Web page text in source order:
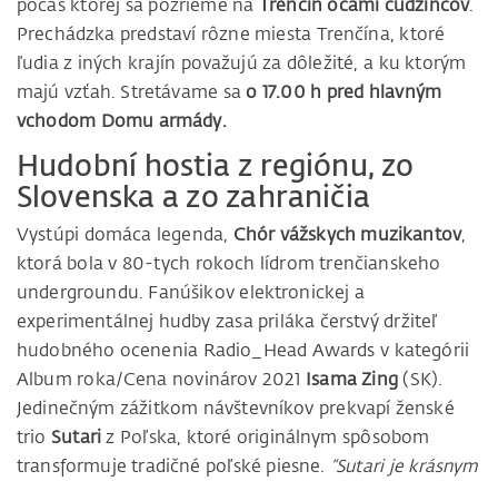
počas ktorej sa pozrieme na Trenčín očami cudzincov.
Prechádzka predstaví rôzne miesta Trenčína, ktoré
ľudia z iných krajín považujú za dôležité, a ku ktorým
majú vzťah. Stretávame sao 17.00 h pred hlavným
vchodom Domu armády.
Hudobní hostia z regiónu, zo
Slovenska a zo zahraničia
Vystúpi domáca legenda, Chór vážskych muzikantov,
ktorá bola v 80-tych rokoch lídrom trenčianskeho
undergroundu. Fanúšikov elektronickej a
experimentálnej hudby zasa priláka čerstvý držiteľ
hudobného ocenenia Radio_Head Awards v kategórii
Album roka/Cena novinárov 2021 Isama Zing(SK).
Jedinečným zážitkom návštevníkov prekvapí ženské
trio Sutari z Poľska, ktoré originálnym spôsobom
transformuje tradičné poľské piesne.
“Sutari je krásnym